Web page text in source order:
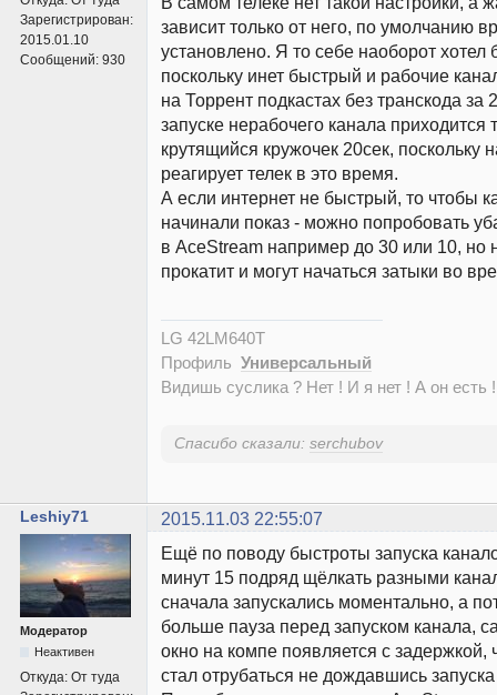
Зарегистрирован:
2015.01.10
Сообщений: 930
зависит только от него, по умолчанию
установлено. Я то себе наоборот хотел
поскольку инет быстрый и рабочие
на Торрент подкастах без транскода за
запуске нерабочего канала приходится
крутящийся кружочек 20сек, поскольку
реагирует телек в это время.
А если интернет не быстрый, то чтобы
начинали показ - можно попробовать
в AceStream например до 30 или 10, но
прокатит и могут начаться затыки во
LG 42LM640T
Профиль Универсальный
Видишь суслика ? Нет ! И я нет ! А он есть
Спасибо сказали: serchubov
Leshiy71 2015.11.03 22:55:07
Модератор
Неактивен
Откуда: От туда
Ещё по поводу быстроты запуска
минут 15 подряд щёлкать разными
сначала запускались моментально, а
больше пауза перед запуском канала,
окно на компе появляется с задержкой,
стал отрубаться не дождавшись